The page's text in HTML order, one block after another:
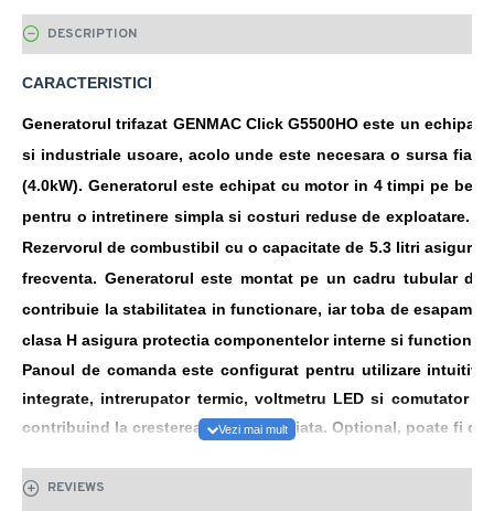
DESCRIPTION
CARACTERISTICI
Generatorul trifazat GENMAC Click G5500HO este un
si industriale usoare, acolo unde este necesara o sursa
(4.0kW). Generatorul este echipat cu motor in 4 timpi pe
pentru o intretinere simpla si costuri reduse de exploatare.
Rezervorul de combustibil cu o capacitate de 5.3 litri asigura
frecventa. Generatorul este montat pe un cadru tubular
contribuie la stabilitatea in functionare, iar toba de
clasa H asigura protectia componentelor interne si
Panoul de comanda este configurat pentru utilizare
integrate, intrerupator termic, voltmetru LED si comutator
contribuind la cresterea duratei de viata. Optional, poate fi
Putere in regim continuu (kVA/kW):5.0/4.0
REVIEWS